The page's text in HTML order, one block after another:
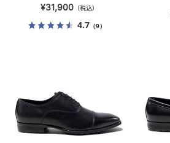
¥31,900 （税込）
4.7（9）